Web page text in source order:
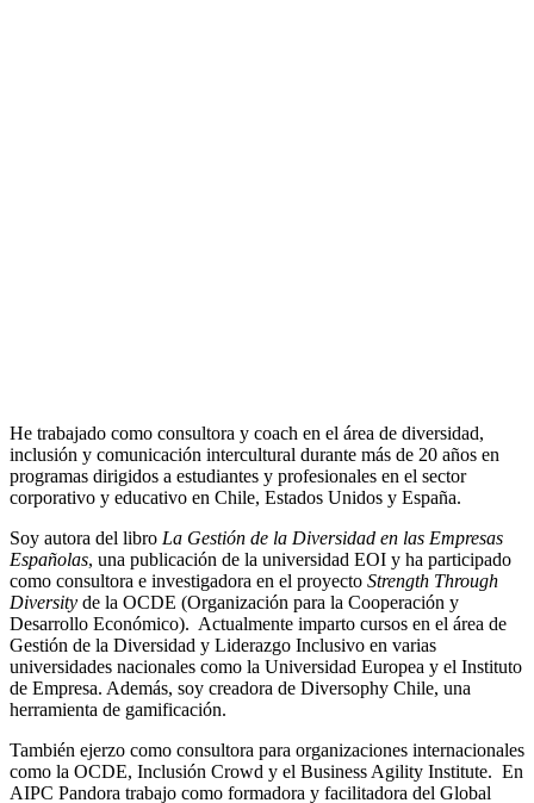
He trabajado como consultora y coach en el área de diversidad,
inclusión y comunicación intercultural durante más de 20 años en
programas dirigidos a estudiantes y profesionales en el sector
corporativo y educativo en Chile, Estados Unidos y España.
Soy autora del libro La Gestión de la Diversidad en las Empresas
Españolas, una publicación de la universidad EOI y ha participado
como consultora e investigadora en el proyecto Strength Through
Diversity de la OCDE (Organización para la Cooperación y
Desarrollo Económico). Actualmente imparto cursos en el área de
Gestión de la Diversidad y Liderazgo Inclusivo en varias
universidades nacionales como la Universidad Europea y el Instituto
de Empresa. Además, soy creadora de Diversophy Chile, una
herramienta de gamificación.
También ejerzo como consultora para organizaciones internacionales
como la OCDE, Inclusión Crowd y el Business Agility Institute. En
AIPC Pandora trabajo como formadora y facilitadora del Global